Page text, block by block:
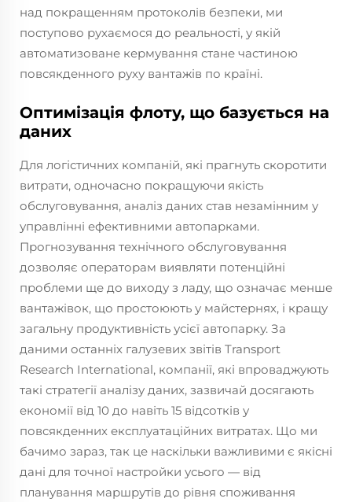
над покращенням протоколів безпеки, ми
поступово рухаємося до реальності, у якій
автоматизоване кермування стане частиною
повсякденного руху вантажів по країні.
Оптимізація флоту, що базується на
даних
Для логістичних компаній, які прагнуть скоротити
витрати, одночасно покращуючи якість
обслуговування, аналіз даних став незамінним у
управлінні ефективними автопарками.
Прогнозування технічного обслуговування
дозволяє операторам виявляти потенційні
проблеми ще до виходу з ладу, що означає менше
вантажівок, що простоюють у майстернях, і кращу
загальну продуктивність усієї автопарку. За
даними останніх галузевих звітів Transport
Research International, компанії, які впроваджують
такі стратегії аналізу даних, зазвичай досягають
економії від 10 до навіть 15 відсотків у
повсякденних експлуатаційних витратах. Що ми
бачимо зараз, так це наскільки важливими є якісні
дані для точної настройки усього — від
планування маршрутів до рівня споживання